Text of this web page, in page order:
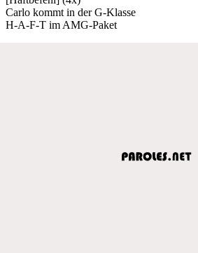
Carlo kommt in der G-Klasse
H-A-F-T im AMG-Paket